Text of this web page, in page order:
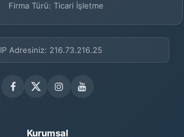
Firma Türü: Ticari İşletme
IP Adresiniz: 216.73.216.25
Kurumsal